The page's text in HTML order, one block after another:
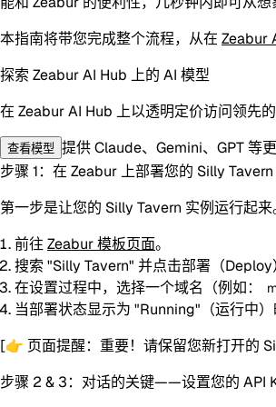
本指南将带您完成整个流程，从在 Zeabur
探索 Zeabur AI Hub 上的 AI 模型
在 Zeabur AI Hub 上以透明定价访问领先的
查看模型 提供 Claude、Gemini、GPT 等更
步骤 1：在 Zeabur 上部署您的 Silly
第一步是让您的 Silly Tavern 实例运行起来
前往 Zeabur 模板页面。
搜索 "Silly Tavern" 并点击部署（Deploy
在设置过程中，选择一个域名（例如：
当部署状态显示为 "Running"（运行中
[👉 页面提醒：重要！请保留您新打开的
步骤 2 & 3：对话的关键——设置您的 API